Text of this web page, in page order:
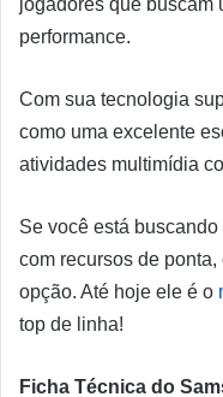
performance.
Com sua tecnologia
como uma excelente
atividades multimídia
Se você está
com recursos de
opção. Até hoje ele é o
top de linha!
Ficha Técnica do